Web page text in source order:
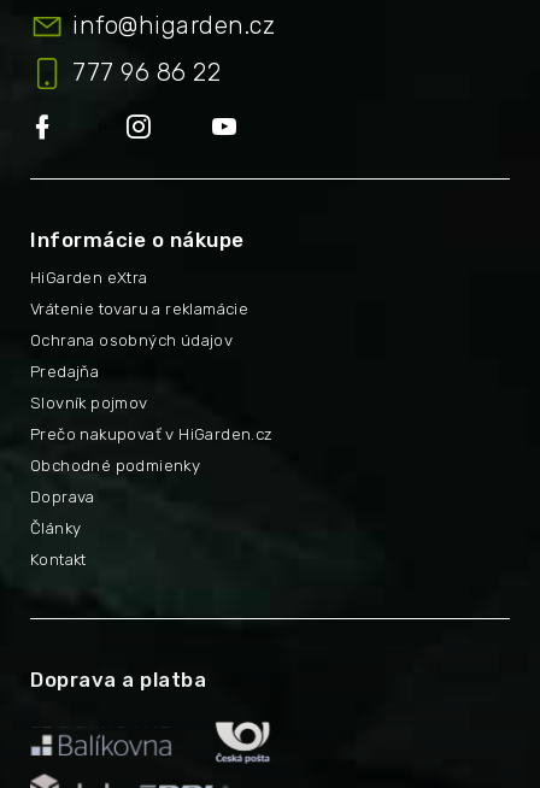
info@higarden.cz
777 96 86 22
Informácie o nákupe
HiGarden eXtra
Prečo nakupovať v HiGarden.cz
Vrátenie tovaru a reklamácie
Obchodné podmienky
Ochrana osobných údajov
Doprava
Predajňa
Články
Slovník pojmov
Kontakt
Doprava a platba